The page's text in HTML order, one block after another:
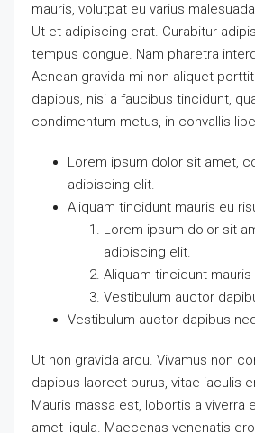
mauris, volutpat eu varius
Ut et adipiscing erat. Curabitur
tempus congue. Nam pharetra
Aenean gravida mi non aliquet
dapibus, nisi a faucibus tincidunt,
condimentum metus, in convallis
Lorem ipsum dolor sit amet,
adipiscing elit.
Aliquam tincidunt mauris eu
Lorem ipsum dolor sit
adipiscing elit.
Aliquam tincidunt mauris
Vestibulum auctor
Vestibulum auctor dapibus
Ut non gravida arcu. Vivamus non
dapibus laoreet purus, vitae iaculis
Mauris massa est, lobortis a viverra
amet ligula. Maecenas venenatis